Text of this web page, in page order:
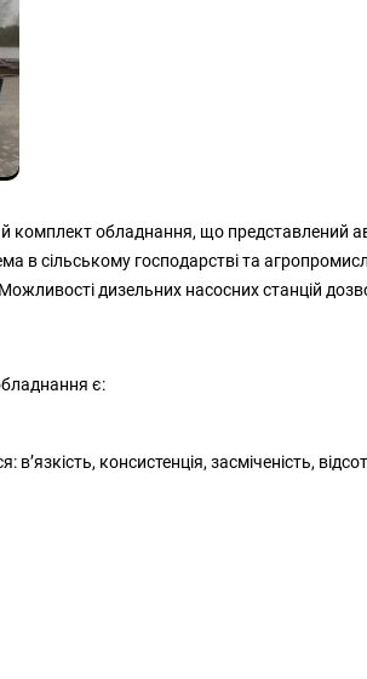
комплект обладнання, що представлений
в сільському господарстві та
дизельних насосних станцій
є:
консистенція, засміченість,